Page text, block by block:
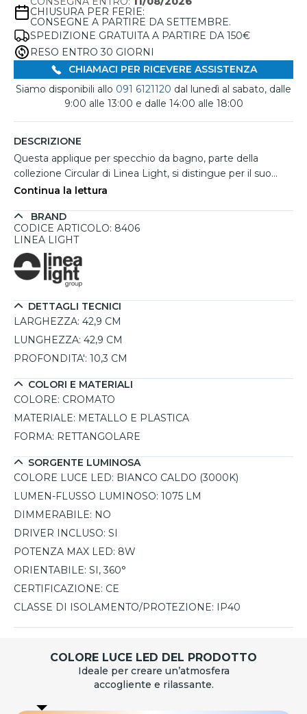
CHIUSURA PER FERIE:
CONSEGNE A PARTIRE DA SETTEMBRE.
SPEDIZIONE GRATUITA A PARTIRE DA 150€
RESO ENTRO 30 GIORNI
CHIAMACI PER RICEVERE ASSISTENZA
Siamo disponibili allo 091 6121120 dal lunedì al sabato, dalle
9:00 alle 13:00 e dalle 14:00 alle 18:00
DESCRIZIONE
Questa applique per specchio da bagno, parte della
collezione Circular di Linea Light, si distingue per il suo
design elegante e funzionale. La sorgente LED integrata
un’atmosfera accogliente. Realizzata in metallo cromato
con un diffusore in materiale plastico, è caratterizzata da
residenziali che commerciali, come uffici e hotel. La
possibilità di ruotare il diffusore a 360° consente di
grado di protezione IP40, è ideale per l'installazione sopra
lo specchio del bagno, garantendo resistenza agli schizzi
d'acqua. Disponibile in diverse misure e colori, questo
prodotto rappresenta l’eccellenza del Made in Italy.
Continua la lettura
BRAND
CODICE ARTICOLO: 8406
LINEA LIGHT
DETTAGLI TECNICI
LARGHEZZA: 42,9 CM
LUNGHEZZA: 42,9 CM
PROFONDITA': 10,3 CM
COLORI E MATERIALI
COLORE: CROMATO
MATERIALE: METALLO E PLASTICA
FORMA: RETTANGOLARE
SORGENTE LUMINOSA
COLORE LUCE LED: BIANCO CALDO (3000K)
LUMEN-FLUSSO LUMINOSO: 1075 LM
DIMMERABILE: NO
DRIVER INCLUSO: SI
POTENZA MAX LED: 8W
ORIENTABILE: SI, 360°
CERTIFICAZIONE: CE
CLASSE DI ISOLAMENTO/PROTEZIONE: IP40
COLORE LUCE LED DEL PRODOTTO
Ideale per creare un’atmosfera
accogliente e rilassante.